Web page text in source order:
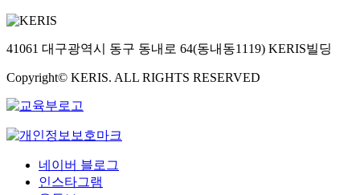
41061 대구광역시 동구 동내로 64(동내동1119) KERIS빌딩
Copyright© KERIS. ALL RIGHTS RESERVED
네이버 블로그
인스타그램